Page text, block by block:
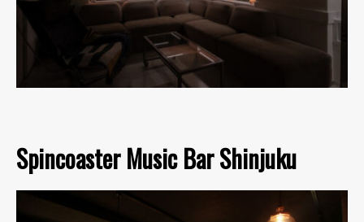
Spincoaster Music Bar Shinjuku